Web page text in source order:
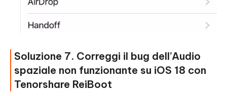
Soluzione 7. Correggi il bug dell’Audio
spaziale non funzionante su iOS 18 con
Tenorshare ReiBoot